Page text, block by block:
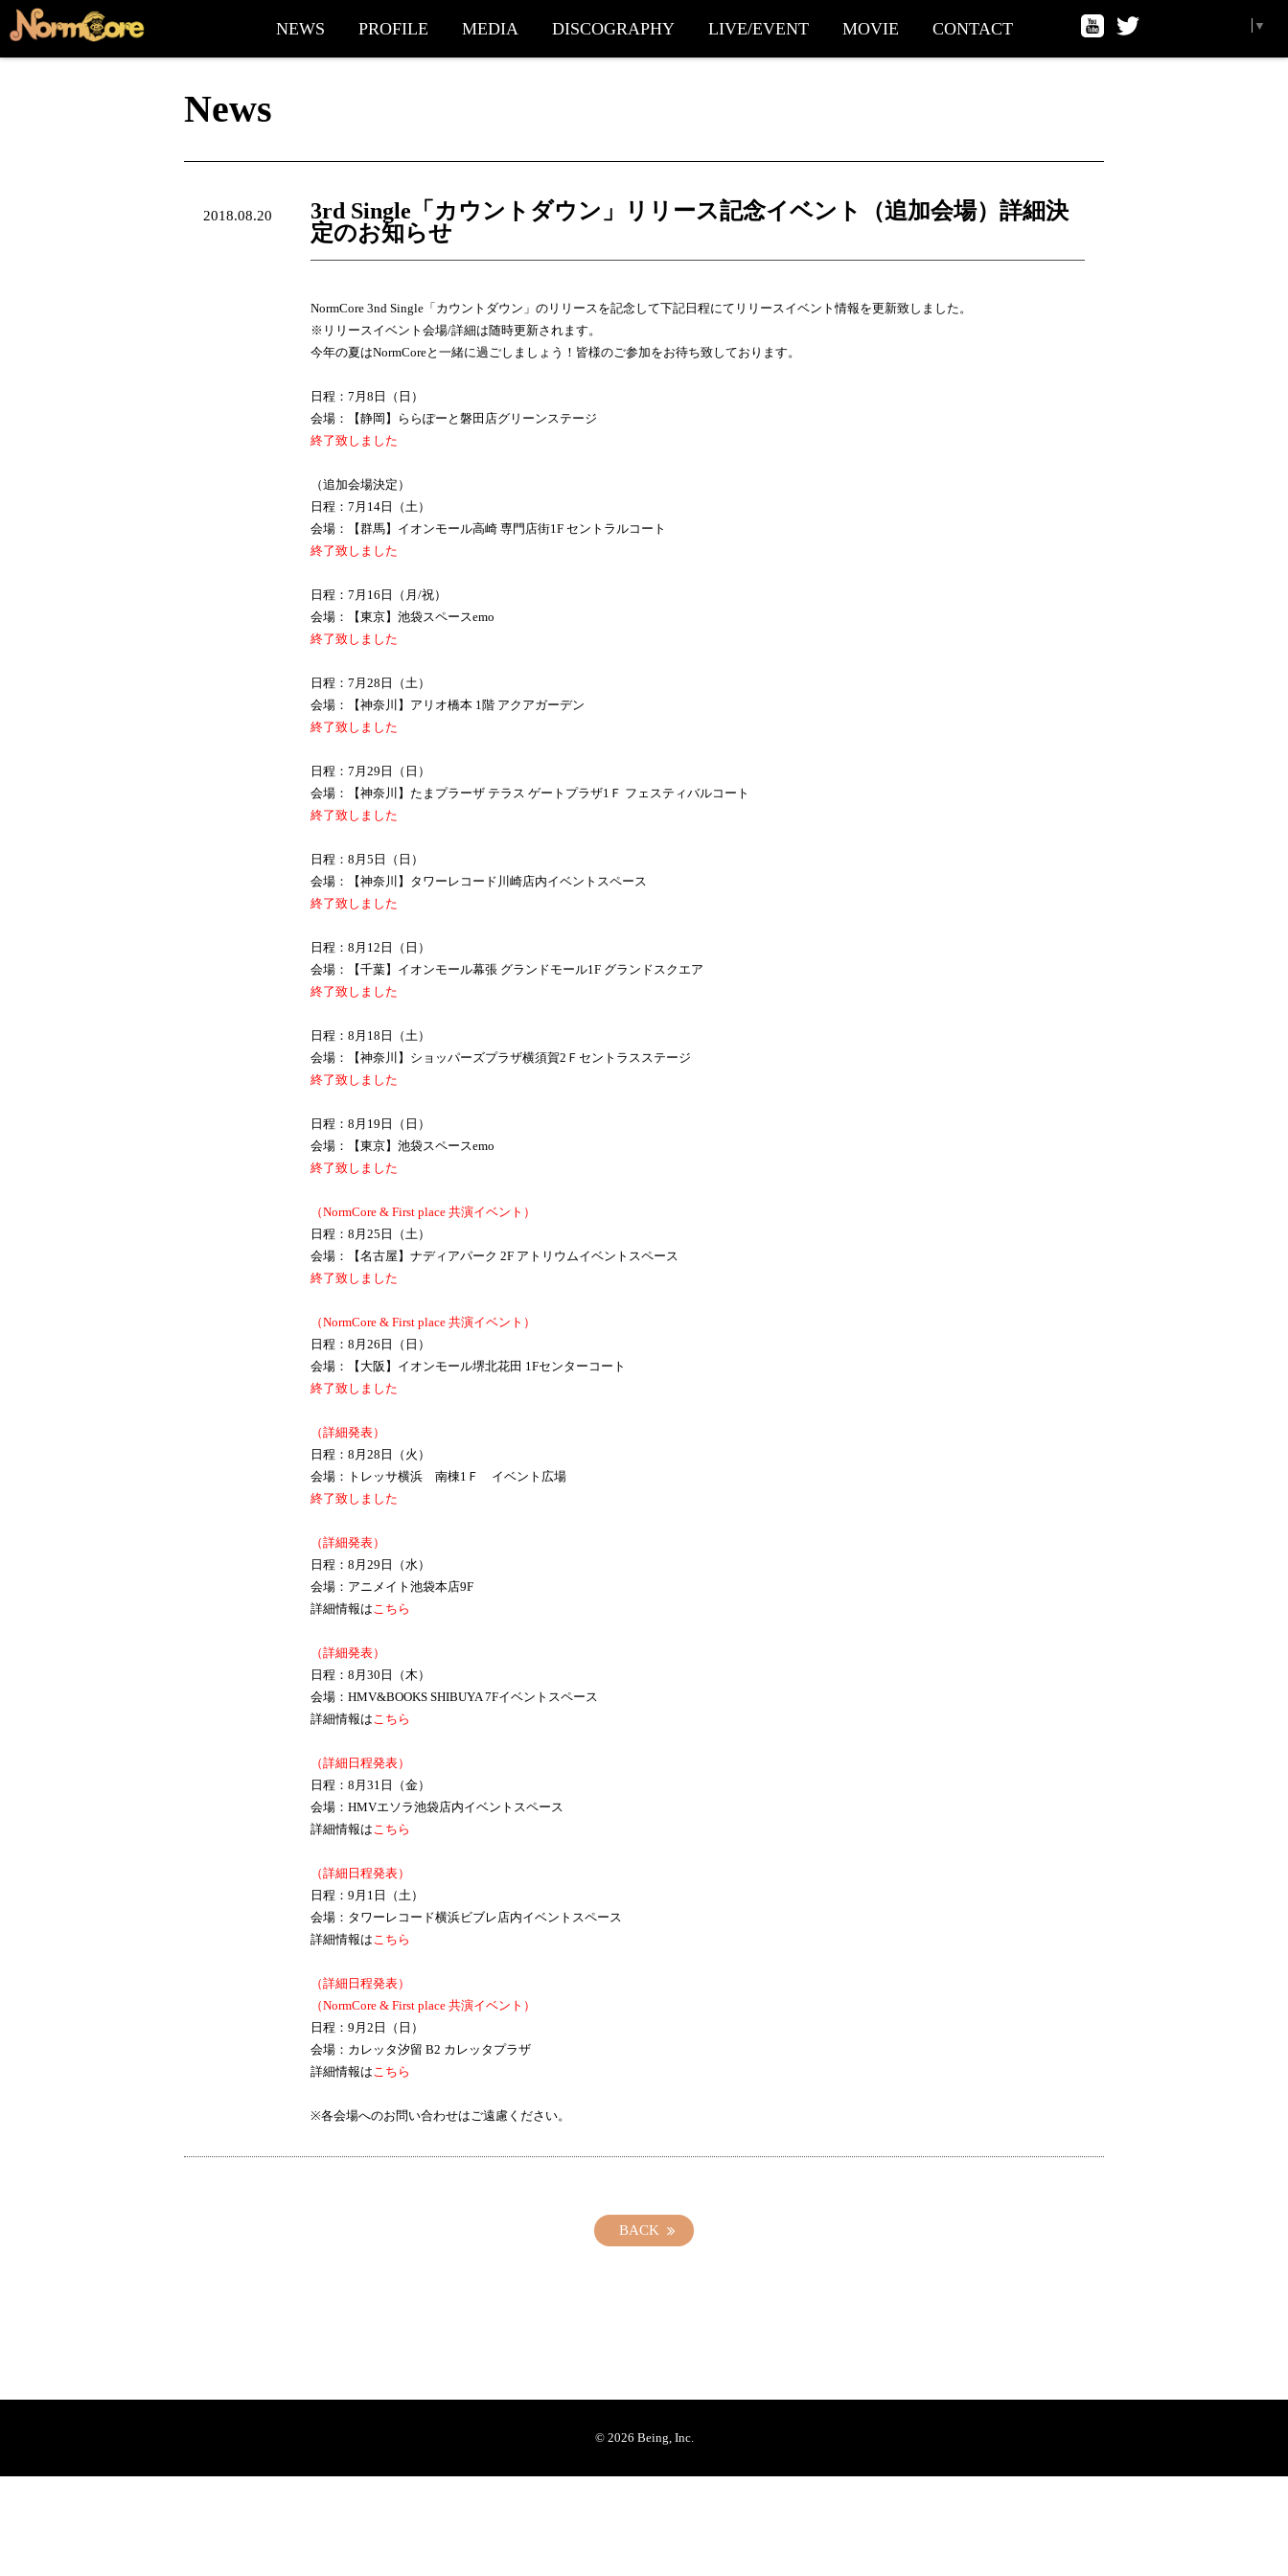
NEWS PROFILE MEDIA DISCOGRAPHY LIVE/EVENT MOVIE CONTACT ▼
News
2018.08.20
3rd Single「カウントダウン」リリース記念イベント（追加会場）詳細決
定のお知らせ
NormCore 3nd Single「カウントダウン」のリリースを記念して下記日程にてリリースイベント情報を更新致しました。
※リリースイベント会場/詳細は随時更新されます。
今年の夏はNormCoreと一緒に過ごしましょう！皆様のご参加をお待ち致しております。
日程：7月8日（日）
会場：【静岡】ららぽーと磐田店グリーンステージ
終了致しました
（追加会場決定）
日程：7月14日（土）
会場：【群馬】イオンモール高崎 専門店街1F セントラルコート
終了致しました
日程：7月16日（月/祝）
会場：【東京】池袋スペースemo
終了致しました
日程：7月28日（土）
会場：【神奈川】アリオ橋本 1階 アクアガーデン
終了致しました
日程：7月29日（日）
会場：【神奈川】たまプラーザ テラス ゲートプラザ1Ｆ フェスティバルコート
終了致しました
日程：8月5日（日）
会場：【神奈川】タワーレコード川崎店内イベントスペース
終了致しました
日程：8月12日（日）
会場：【千葉】イオンモール幕張 グランドモール1F グランドスクエア
終了致しました
日程：8月18日（土）
会場：【神奈川】ショッパーズプラザ横須賀2Ｆセントラスステージ
終了致しました
日程：8月19日（日）
会場：【東京】池袋スペースemo
終了致しました
（NormCore & First place 共演イベント）
日程：8月25日（土）
会場：【名古屋】ナディアパーク 2F アトリウムイベントスペース
終了致しました
（NormCore & First place 共演イベント）
日程：8月26日（日）
会場：【大阪】イオンモール堺北花田 1Fセンターコート
終了致しました
（詳細発表）
日程：8月28日（火）
会場：トレッサ横浜 南棟1Ｆ イベント広場
終了致しました
（詳細発表）
日程：8月29日（水）
会場：アニメイト池袋本店9F
詳細情報はこちら
（詳細発表）
日程：8月30日（木）
会場：HMV&BOOKS SHIBUYA 7Fイベントスペース
詳細情報はこちら
（詳細日程発表）
日程：8月31日（金）
会場：HMVエソラ池袋店内イベントスペース
詳細情報はこちら
（詳細日程発表）
日程：9月1日（土）
会場：タワーレコード横浜ビブレ店内イベントスペース
詳細情報はこちら
（詳細日程発表）
（NormCore & First place 共演イベント）
日程：9月2日（日）
会場：カレッタ汐留 B2 カレッタプラザ
詳細情報はこちら
※各会場へのお問い合わせはご遠慮ください。
BACK
© 2026 Being, Inc.